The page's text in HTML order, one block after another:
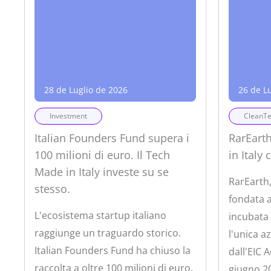
28 de Luglio de 2026
Investment
Italian Founders Fund supera i
100 milioni di euro. Il Tech
Made in Italy investe su se
stesso.
L'ecosistema startup italiano
raggiunge un traguardo storico.
Italian Founders Fund ha chiuso la
raccolta a oltre 100 milioni di euro,
26 de
in Italy
fondata
incubata
l'unica
dall'EIC